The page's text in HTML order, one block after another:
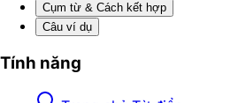
Cụm từ & Cách kết hợp
Câu ví dụ
Tính năng